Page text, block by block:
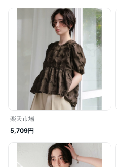
楽天市場
5,709円